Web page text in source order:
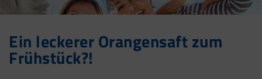
Ein leckerer Orangensaft zum
Frühstück?!